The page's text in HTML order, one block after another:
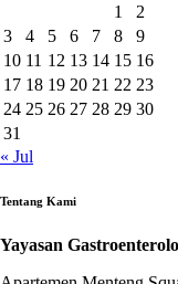
1
2
3
4 5 6 7 8
9
10 11 12 13 14 15 16
17 18 19 20 21 22 23
24 25 26 27 28 29 30
31
« Jul
Tentang Kami
Yayasan